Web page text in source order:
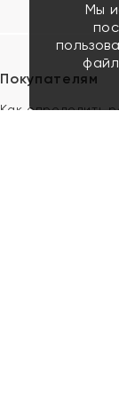
Покупателям
Как определить
Мы